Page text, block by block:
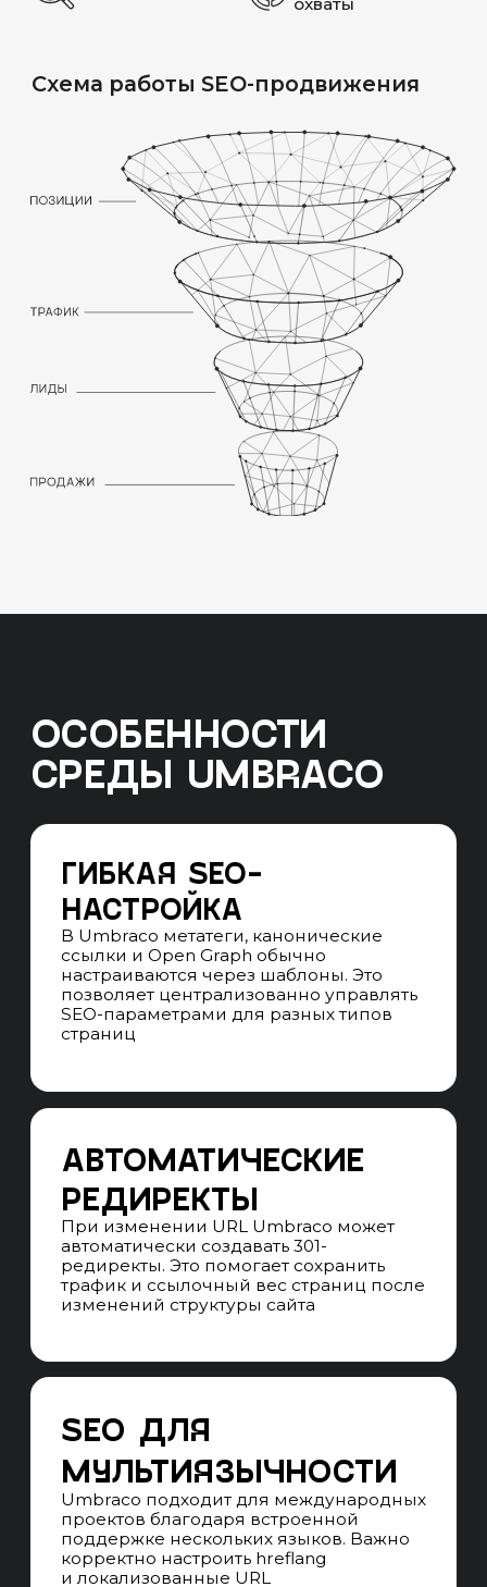
и локализованные URL
ТЕХНИЧЕСКОЕ SEO
Sitemap.xml, robots.txt и Schema.org-
разметка чаще всего реализуются
на уровне разработки. Такой подход
дает больше гибкости для SEO-
оптимизации
ВЫСОКАЯ ПРОИЗВО­
ДИТЕЛЬНОСТЬ
Umbraco работает на ASP.NET Core
и позволяет создавать быстрые сайты.
Это способствует улучшению Core Web
Vitals и качества индексации
НАСТРОЙКА СИСТЕМ АНАЛИТИКИ
Подключаем Google Analytics 4
и Яндекс Метрику через layout-
корректность установки счетчиков
ОТСЛЕЖИВАНИЕ ВИРТУАЛЬНЫХ
СТРАНИЦ
Настраиваем фиксацию просмотров
при переходах без перезагрузки
в SPA-частях сайта, если Umbraco
используется в гибридной архитектуре
с AJAX или фронтенд-фреймворками
скачивания файлов и другие
АНАЛИЗ ПОИСКОВОГО ТРАФИКА
Подключаем Google Search Console
и Яндекс Вебмастер, анализируем
запросы, CTR, позиции и посадочные
страницы, построенные на структуре
Document Types
КОММЕРЦИИ
Передаём данные о товарах, корзине
с eCommerce-модулями. Проверяем
корректность событий при переходах
между страницами и компонентами
ПОСТРОЕНИЕ ВОРОНОК
Анализируем путь пользователя
по структуре контент-дерева Umbraco:
от входной страницы до заявки или
покупки, выявляем узкие места
в конверсии